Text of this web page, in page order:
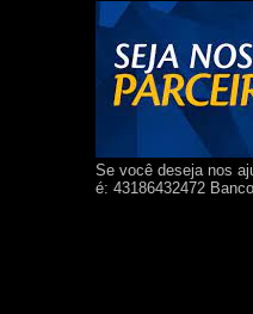
Se você deseja nos
é: 43186432472